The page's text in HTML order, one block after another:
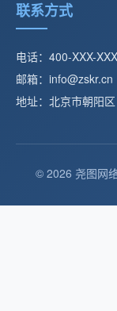
联系方式
电话：400-XXX-
邮箱：info@zskr.cn
地址：北京市朝阳
© 2026 尧图网